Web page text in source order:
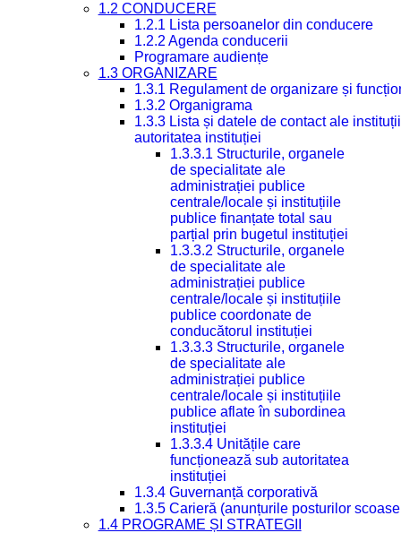
1.2 CONDUCERE
1.2.1 Lista persoanelor din conducere
1.2.2 Agenda conducerii
Programare audiențe
1.3 ORGANIZARE
1.3.1 Regulament de organizare și
1.3.2 Organigrama
1.3.3 Lista și datele de contact ale
autoritatea instituției
1.3.3.1 Structurile, organele
de specialitate ale
administrației publice
centrale/locale și instituțiile
publice finanțate total sau
parțial prin bugetul instituției
1.3.3.2 Structurile, organele
de specialitate ale
administrației publice
centrale/locale și instituțiile
publice coordonate de
conducătorul instituției
1.3.3.3 Structurile, organele
de specialitate ale
administrației publice
centrale/locale și instituțiile
publice aflate în subordinea
instituției
1.3.3.4 Unitățile care
funcționează sub autoritatea
instituției
1.3.4 Guvernanță corporativă
1.3.5 Carieră (anunțurile posturilor
1.4 PROGRAME ȘI STRATEGII